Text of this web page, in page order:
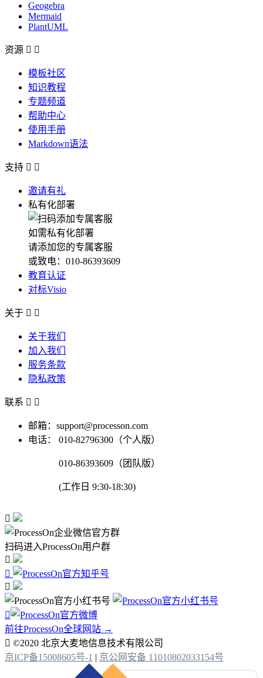
Geogebra
Mermaid
PlantUML
资源  
模板社区
知识教程
专题频道
帮助中心
使用手册
Markdown语法
支持  
邀请有礼
私有化部署
如需私有化部署
请添加您的专属客服
或致电：010-86393609
教育认证
对标Visio
关于  
关于我们
加入我们
服务条款
隐私政策
联系  
邮箱：support@processon.com
电话：
010-82796300（个人版）
010-86393609（团队版）
(工作日 9:30-18:30)

扫码进入ProcessOn用户群




前往ProcessOn全球网站 →
 ©2020 北京大麦地信息技术有限公司
京ICP备15008605号-1 | 京公网安备 11010802033154号